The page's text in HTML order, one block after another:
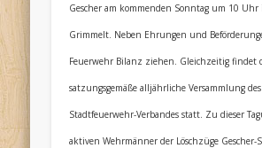
Gescher am kommenden Sonntag um 10 Uhr
Grimmelt. Neben Ehrungen und
Feuerwehr Bilanz ziehen. Gleichzeitig findet
satzungsgemäße alljährliche Versammlung des
Stadtfeuerwehr-Verbandes statt. Zu dieser
aktiven Wehrmänner der Löschzüge Gescher-